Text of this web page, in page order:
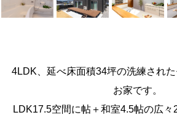
4LDK、延べ床面積34坪の洗練され
お家です。
LDK17.5空間に帖＋和室4.5帖の広